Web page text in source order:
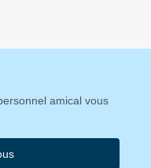
amical vous